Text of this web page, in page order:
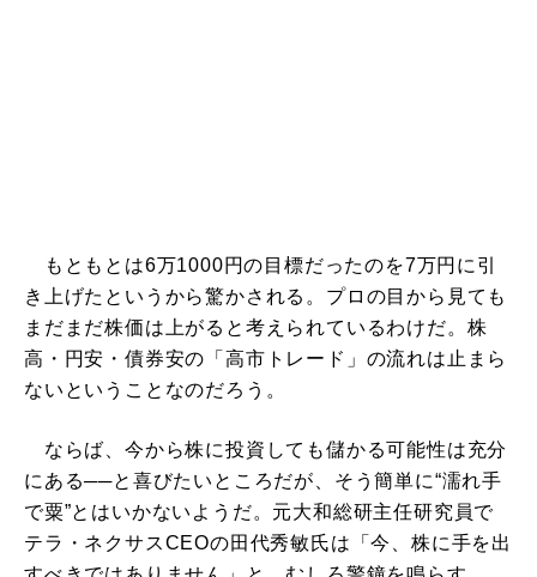
もともとは6万1000円の目標だったのを7万円に引
き上げたというから驚かされる。プロの目から見ても
まだまだ株価は上がると考えられているわけだ。株
高・円安・債券安の「高市トレード」の流れは止まら
ないということなのだろう。
ならば、今から株に投資しても儲かる可能性は充分
にある──と喜びたいところだが、そう簡単に“濡れ手
で粟”とはいかないようだ。元大和総研主任研究員で
テラ・ネクサスCEOの田代秀敏氏は「今、株に手を出